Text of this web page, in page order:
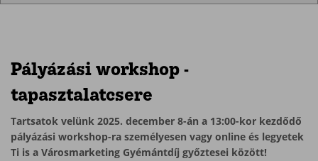
Pályázási workshop -
tapasztalatcsere
Tartsatok velünk 2025. december 8-án a 13:00-kor kezdődő
pályázási workshop-ra személyesen vagy online és legyetek
Ti is a Városmarketing Gyémántdíj győztesei között!